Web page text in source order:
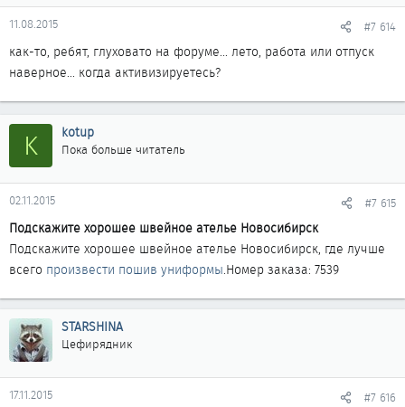
11.08.2015 #7 614
как-то, ребят, глуховато на форуме... лето, работа или отпуск
наверное... когда активизируетесь?
K kotup
Пока больше читатель
02.11.2015 #7 615
Подскажите хорошее швейное ателье Новосибирск
Подскажите хорошее швейное ателье Новосибирск, где лучше
всего произвести пошив униформы.Номер заказа: 7539
STARSHINA
Цефирядник
17.11.2015 #7 616